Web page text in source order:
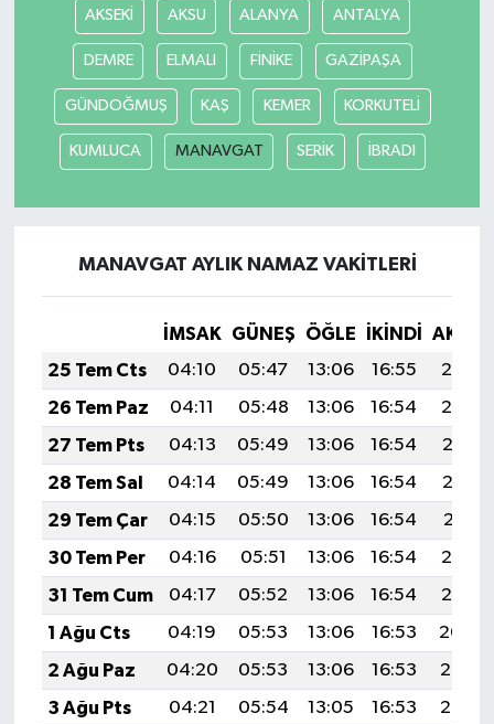
AKSEKİ AKSU ALANYA ANTALYA
DEMRE ELMALI FİNİKE GAZİPAŞA
GÜNDOĞMUŞ KAŞ KEMER KORKUTELİ
KUMLUCA MANAVGAT SERİK İBRADI
MANAVGAT AYLIK NAMAZ VAKITLERI
İMSAK GÜNEŞ ÖĞLE İKINDI
25 Tem Cts
04:10 05:47 13:06 16:55
20:14
26 Tem Paz
04:11 05:48 13:06 16:54
20:14
27 Tem Pts
04:13 05:49 13:06 16:54
20:13
28 Tem Sal
04:14 05:49 13:06 16:54
20:12
29 Tem Çar
04:15 05:50 13:06 16:54
20:11
30 Tem Per
04:16 05:51 13:06 16:54
20:10
31 Tem Cum
04:17 05:52 13:06 16:54
20:10
1 Ağu Cts
04:19 05:53 13:06 16:53
20:09
2 Ağu Paz
04:20 05:53 13:06 16:53
20:08
3 Ağu Pts
04:21 05:54 13:05 16:53
20:07